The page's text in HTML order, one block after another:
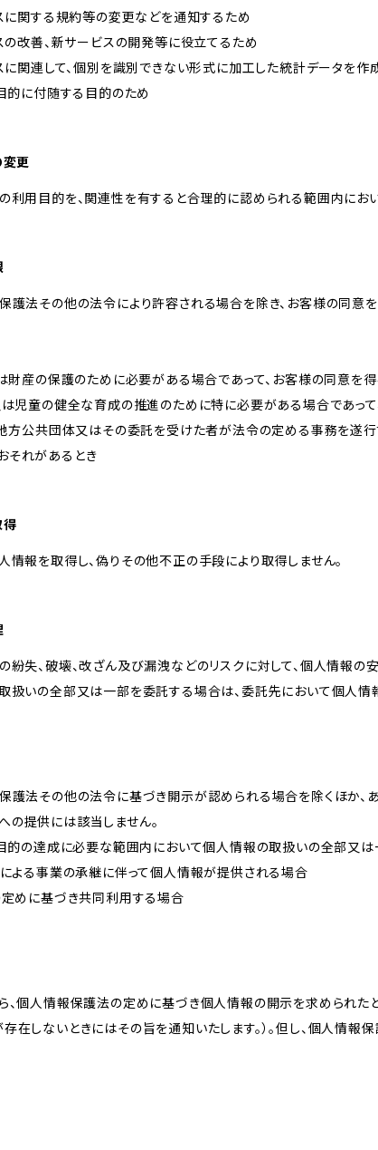
スに関する規約等の変更などを通知するため
の改善、新サービスの開発等に役立てるため
スに関連して、個別を識別できない形式に加工した統計データを作
的に付随する目的のため
更
利用目的を、関連性を有すると合理的に認められる範囲内にお
護法その他の法令により許容される場合を除き、お客様の同
は財産の保護のために必要がある場合であって、お客様の同意を
は児童の健全な育成の推進のために特に必要がある場合であっ
地方公共団体又はその委託を受けた者が法令の定める事務を遂
それがあるとき
得
情報を取得し、偽りその他不正の手段により取得しません。
紛失、破壊、改ざん及び漏洩などのリスクに対して、個人情報
扱いの全部又は一部を委託する場合は、委託先において個人
護法その他の法令に基づき開示が認められる場合を除くほか
の提供には該当しません。
目的の達成に必要な範囲内において個人情報の取扱いの全部又
による事業の承継に伴って個人情報が提供される場合
定めに基づき共同利用する場合
、個人情報保護法の定めに基づき個人情報の開示を求められ
在しないときにはその旨を通知いたします。）。但し、個人情